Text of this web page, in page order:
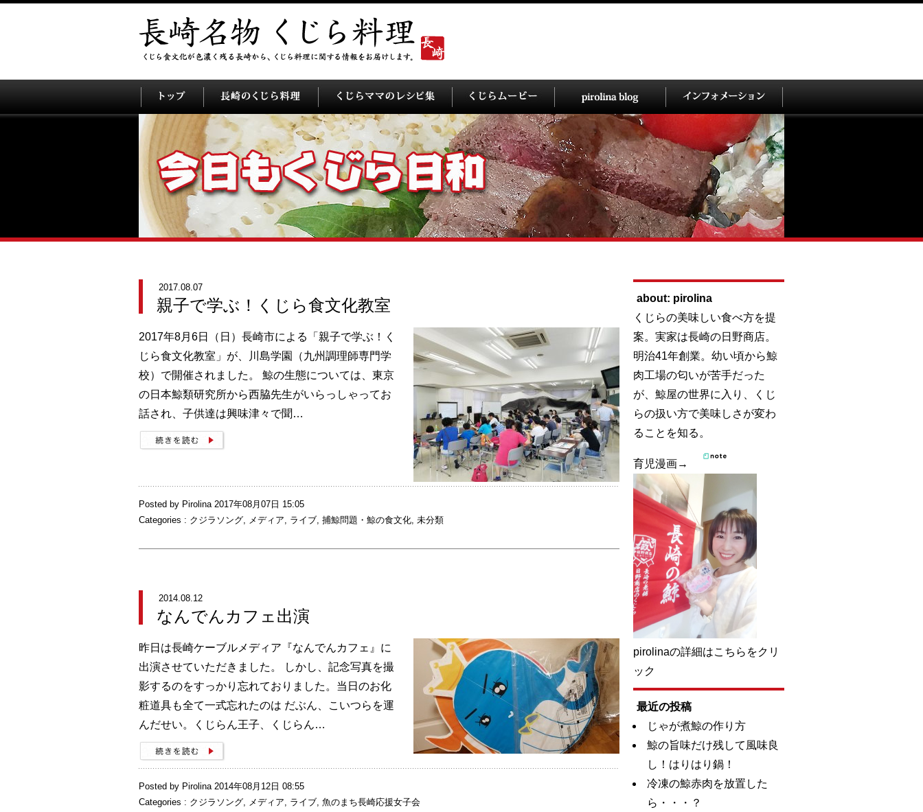
2017.08.07
親子で学ぶ！くじら食文化教室
2017年8月6日（日）長崎市による「親子で学ぶ！く
じら食文化教室」が、川島学園（九州調理師専門学
校）で開催されました。 鯨の生態については、東京
の日本鯨類研究所から西脇先生がいらっしゃってお
話され、子供達は興味津々で聞…
Posted by Pirolina 2017年08月07日 15:05
Categories : クジラソング, メディア, ライブ, 捕鯨問題・鯨の食文化, 未分類
2014.08.12
なんでんカフェ出演
昨日は長崎ケーブルメディア『なんでんカフェ』に
出演させていただきました。 しかし、記念写真を撮
影するのをすっかり忘れておりました。当日のお化
粧道具も全て一式忘れたのは だぶん、こいつらを運
んだせい。くじらん王子、くじらん…
Posted by Pirolina 2014年08月12日 08:55
Categories : クジラソング, メディア, ライブ, 魚のまち長崎応援女子会
about: pirolina
くじらの美味しい食べ方を提
案。実家は長崎の日野商店。
明治41年創業。幼い頃から鯨
肉工場の匂いが苦手だった
が、鯨屋の世界に入り、くじ
らの扱い方で美味しさが変わ
ることを知る。
育児漫画→
pirolinaの詳細はこちらをクリ
ック
最近の投稿
じゃが煮鯨の作り方
鯨の旨味だけ残して風味良
し！はりはり鍋！
冷凍の鯨赤肉を放置した
ら・・・？